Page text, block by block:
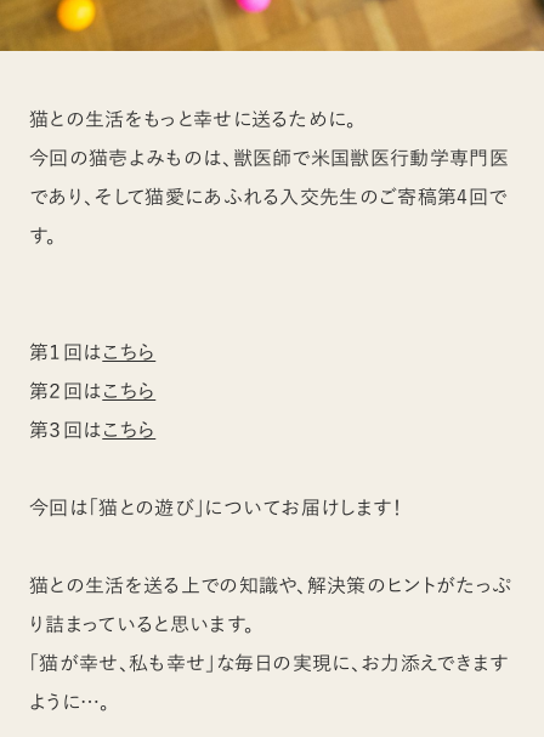
猫との生活をもっと幸せに送るために。
今回の猫壱よみものは、獣医師で米国獣医行動学専門医
であり、そして猫愛にあふれる入交先生のご寄稿第4回で
す。
第１回は こちら
第２回は こちら
第３回は こちら
今回は「猫との遊び」についてお届けします！
猫との生活を送る上での知識や、解決策のヒントがたっぷ
り詰まっていると思います。
「猫が幸せ、私も幸せ」な毎日の実現に、お力添えできます
ように…。